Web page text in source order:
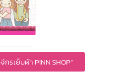
กรเย็บผ้า PINN SHOP”